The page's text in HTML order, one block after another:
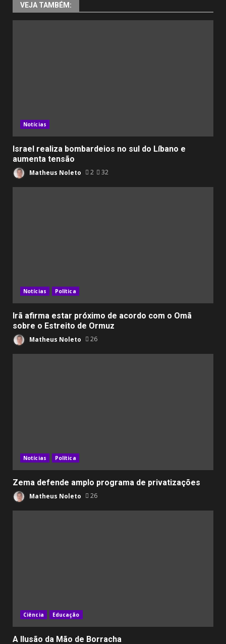
VEJA TAMBÉM:
Notícias
Israel realiza bombardeios no sul do Líbano e
aumenta tensão
Matheus Noleto 2 32
Notícias Política
Irã afirma estar próximo de acordo com o Omã
sobre o Estreito de Ormuz
Matheus Noleto 26
Notícias Política
Zema defende amplo programa de privatizações
Matheus Noleto 26
Ciência Educação
A Ilusão da Mão de Borracha